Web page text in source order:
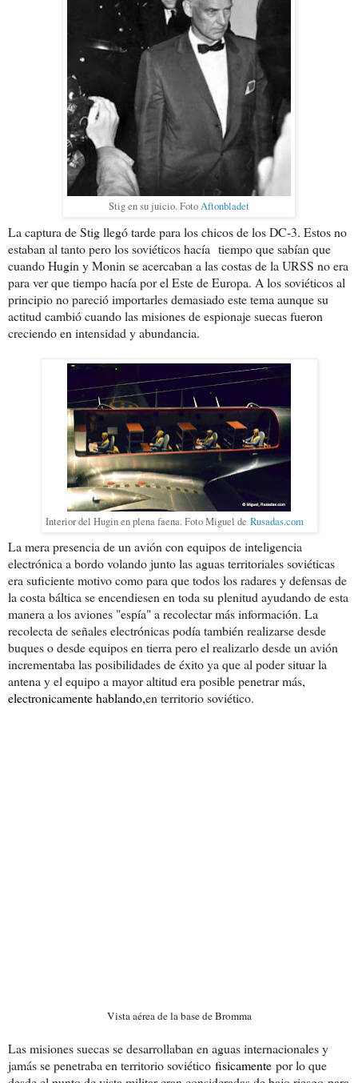
Stig en su juicio. FotoAftonbladet
La captura de Stig llegó tarde para los chicos de los DC-3. Estos no
estaban al tanto pero los soviéticos hacía tiempo que sabían que
cuando Hugin y Monin se acercaban a las costas de la URSS no era
para ver que tiempo hacía por el Este de Europa. A los soviéticos al
principio no pareció importarles demasiado este tema aunque su
actitud cambió cuando las misiones de espionaje suecas fueron
creciendo en intensidad y abundancia.
Interior del Hugin en plena faena. Foto Miguel de Rusadas.com
La mera presencia de un avión con equipos de inteligencia
electrónica a bordo volando junto las aguas territoriales soviéticas
era suficiente motivo como para que todos los radares y defensas de
la costa báltica se encendiesen en toda su plenitud ayudando de esta
manera a los aviones "espía" a recolectar más información. La
recolecta de señales electrónicas podía también realizarse desde
buques o desde equipos en tierra pero el realizarlo desde un avión
incrementaba las posibilidades de éxito ya que al poder situar la
antena y el equipo a mayor altitud era posible penetrar más,
electronicamente hablando,en territorio soviético.
Vista aérea de la base de Bromma
Las misiones suecas se desarrollaban en aguas internacionales y
jamás se penetraba en territorio soviético fisicamente por lo que